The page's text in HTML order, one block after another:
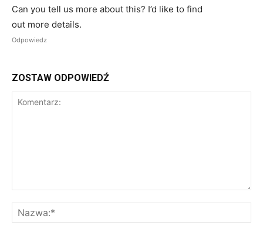
Can you tell us more about this? I’d like to find
out more details.
Odpowiedz
ZOSTAW ODPOWIEDŹ